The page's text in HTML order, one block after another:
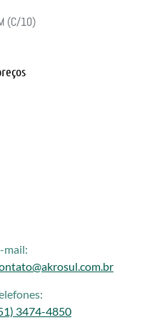
(C/10)
mail:
3474-4850